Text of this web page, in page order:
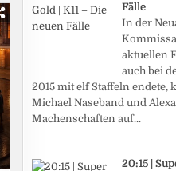
Fälle
In der
aktuellen
auch bei
2015 mit elf Staffeln endete,
Michael Naseband und
Machenschaften auf...
20:15 |